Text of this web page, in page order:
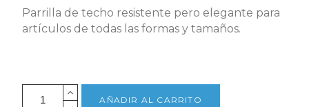
Parrilla de techo resistente pero elegante para
artículos de todas las formas y tamaños.
AÑADIR AL CARRITO